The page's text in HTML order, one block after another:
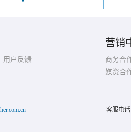
用户反馈
营销
商务合
媒资合
客服电